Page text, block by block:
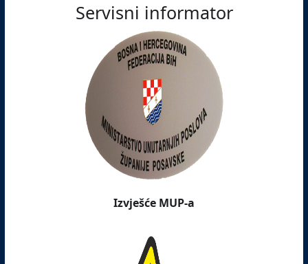
Servisni informator
Izvješće MUP-a